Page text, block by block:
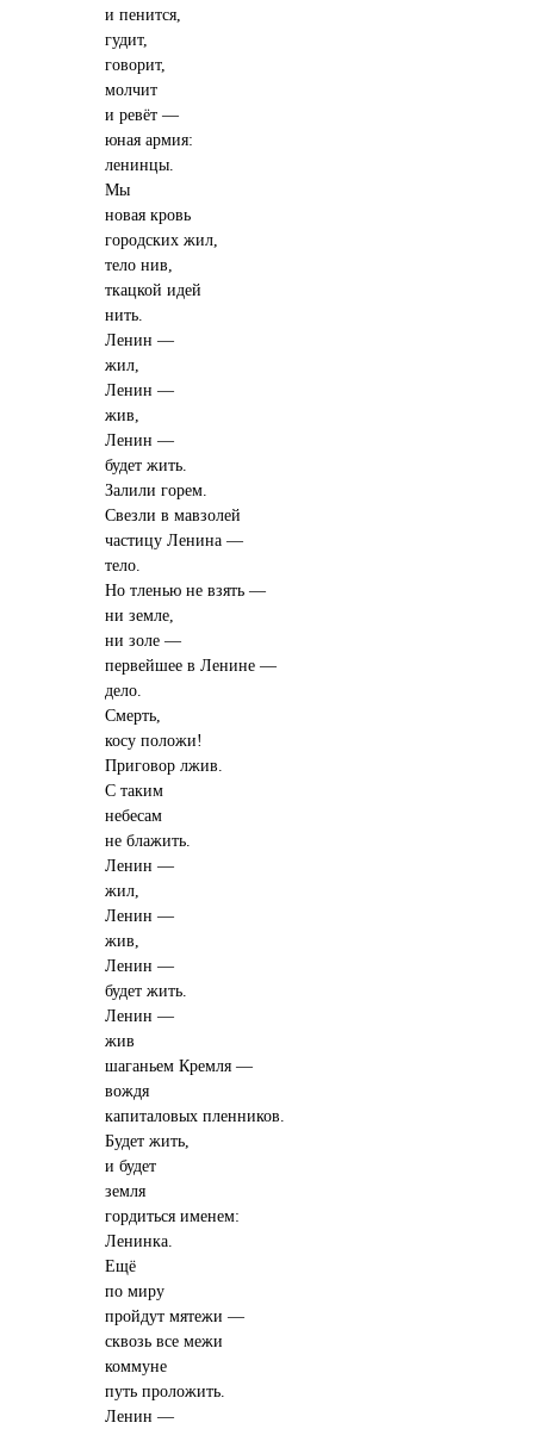
и пенится,
гудит,
говорит,
молчит
и ревёт —
юная армия:
ленинцы.
Мы
новая кровь
городских жил,
тело нив,
ткацкой идей
нить.
Ленин —
жил,
Ленин —
жив,
Ленин —
будет жить.
Залили горем.
Свезли в мавзолей
частицу Ленина —
тело.
Но тленью не взять —
ни земле,
ни золе —
первейшее в Ленине —
дело.
Смерть,
косу положи!
Приговор лжив.
С таким
небесам
не блажить.
Ленин —
жил,
Ленин —
жив,
Ленин —
будет жить.
Ленин —
жив
шаганьем Кремля —
вождя
капиталовых пленников.
Будет жить,
и будет
земля
гордиться именем:
Ленинка.
Ещё
по миру
пройдут мятежи —
сквозь все межи
коммуне
путь проложить.
Ленин —